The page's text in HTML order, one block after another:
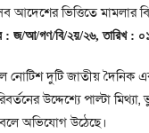
আদেশের ভিত্তিতে মামলার
: জ/আ/গণ/বি/২য়/২৬, তারিখ :
নোটিশ দুটি জাতীয় দৈনিক
উদ্দেশ্যে পাল্টা
অভিযোগ উঠেছে।